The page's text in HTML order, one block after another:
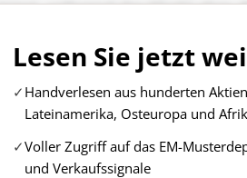
Lesen Sie jetzt
Handverlesen aus hunderten
Lateinamerika, Osteuropa und
Voller Zugriff auf das EM-
und Verkaufssignale